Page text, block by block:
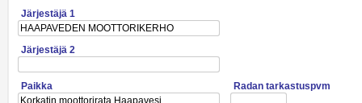
Järjestäjä 1
Järjestäjä 2
Paikka Radan tarkastuspvm